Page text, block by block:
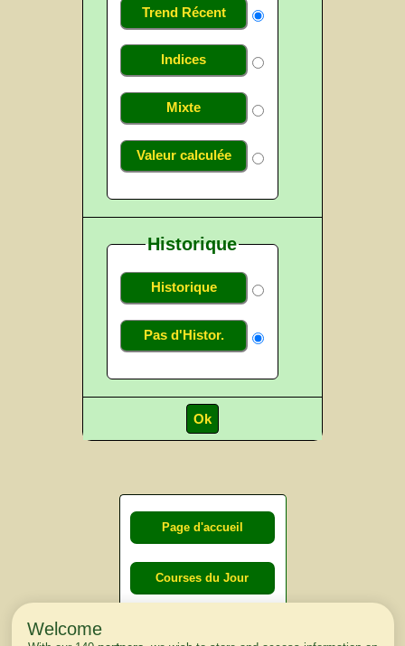
Trend Récent
Indices
Mixte
Valeur calculée
Historique
Historique
Pas d'Histor.
Page d'accueil
Courses du Jour
Welcome